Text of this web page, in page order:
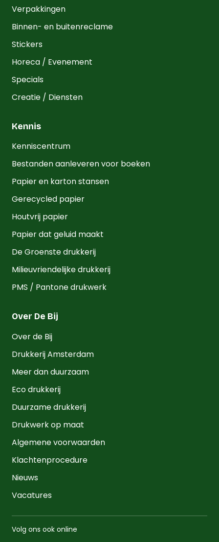
Verpakkingen
Binnen- en buitenreclame
Stickers
Horeca / Evenement
Specials
Creatie / Diensten
Kennis
Kenniscentrum
Bestanden aanleveren voor boeken
Papier en karton stansen
Gerecycled papier
Houtvrij papier
Papier dat geluid maakt
De Groenste drukkerij
Milieuvriendelijke drukkerij
PMS / Pantone drukwerk
Over De Bij
Over de Bij
Drukkerij Amsterdam
Meer dan duurzaam
Eco drukkerij
Duurzame drukkerij
Drukwerk op maat
Algemene voorwaarden
Klachtenprocedure
Nieuws
Vacatures
Volg ons ook online